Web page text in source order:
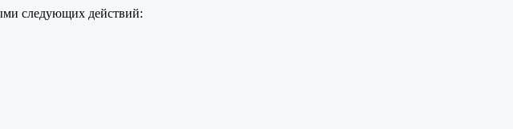
следующих действий: